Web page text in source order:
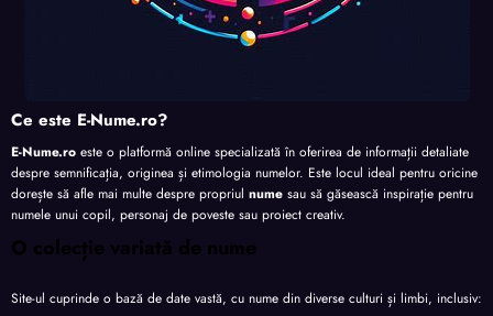
Ce este E-Nume.ro?
E-Nume.ro este o platformă online specializată în oferirea de informații detaliate
despre semnificația, originea și etimologia numelor. Este locul ideal pentru oricine
dorește să afle mai multe despre propriul nume sau să găsească inspirație pentru
numele unui copil, personaj de poveste sau proiect creativ.
O colecție variată de nume
Site-ul cuprinde o bază de date vastă, cu nume din diverse culturi și limbi, inclusiv: